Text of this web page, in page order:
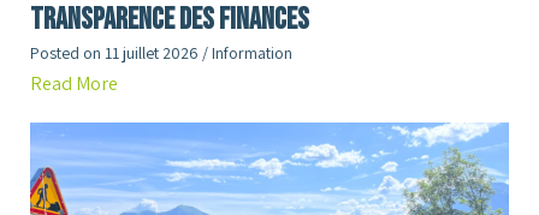
Transparence des finances
Posted on 11 juillet 2026 /Information
Read More